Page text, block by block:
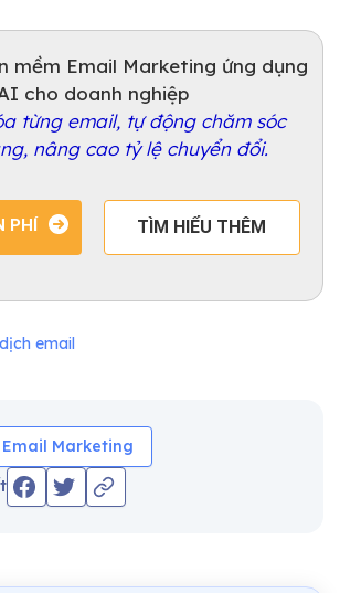
mềm Email Marketing ứng dụng
cho doanh nghiệp
từng email, tự động chăm sóc
nâng cao tỷ lệ chuyển đổi.
PHÍ TÌM HIỂU THÊM
email
Marketing